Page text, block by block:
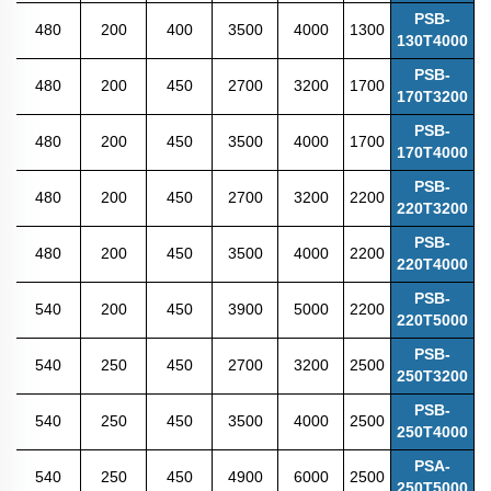
PSB-
130T4000
1300
4000
3500
400
200
480
PSB-
170T3200
1700
3200
2700
450
200
480
PSB-
170T4000
1700
4000
3500
450
200
480
PSB-
220T3200
2200
3200
2700
450
200
480
PSB-
220T4000
2200
4000
3500
450
200
480
PSB-
220T5000
2200
5000
3900
450
200
540
PSB-
250T3200
2500
3200
2700
450
250
540
PSB-
250T4000
2500
4000
3500
450
250
540
PSA-
250T5000
2500
6000
4900
450
250
540